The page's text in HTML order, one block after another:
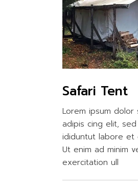
Safari Tent
Lorem ipsum
adipis cing elit,
ididuntut labore et
Ut enim ad minim
exercitation ull